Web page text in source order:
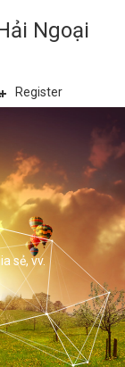
Ngoại
Register
sẻ, vv.